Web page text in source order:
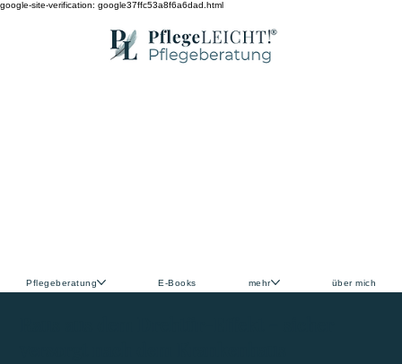
google-site-verification: google37ffc53a8f6a6dad.html
Pflegeberatung E-Books mehr über mich